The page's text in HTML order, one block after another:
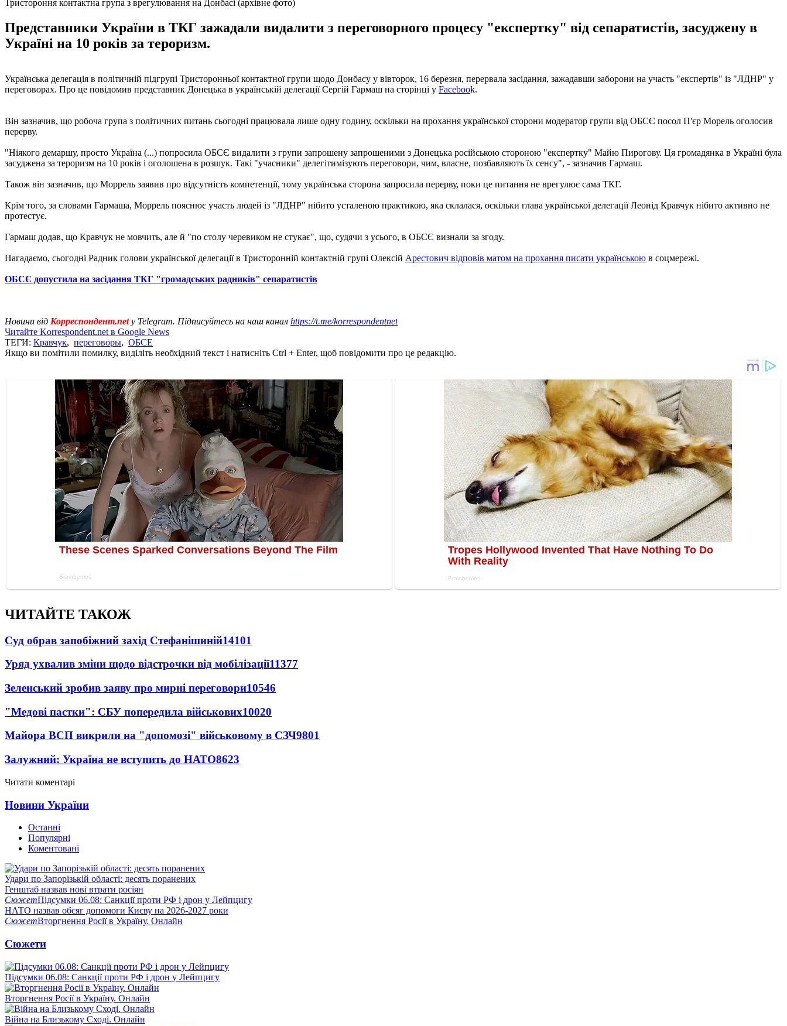
Тристороння контактна група з врегулювання на Донбасі (архівне фото)
Представники України в ТКГ зажадали видалити з переговорного процесу "експертку" від сепаратистів, засуджену в
Україні на 10 років за тероризм.
Українська делегація в політичній підгрупі Тристоронньої контактної групи щодо Донбасу у вівторок, 16 березня, перервала засідання, зажадавши заборони на участь "експертів" із "ЛДНР" у
переговорах. Про це повідомив представник Донецька в українській делегації Сергій Гармаш на сторінці у Facebook.
Він зазначив, що робоча група з політичних питань сьогодні працювала лише одну годину, оскільки на прохання української сторони модератор групи від ОБСЄ посол П'єр Морель оголосив
перерву.
"Ніякого демаршу, просто Україна (...) попросила ОБСЄ видалити з групи запрошену запрошеними з Донецька російською стороною "експертку" Майю Пирогову. Ця громадянка в Україні була
засуджена за тероризм на 10 років і оголошена в розшук. Такі "учасники" делегітимізують переговори, чим, власне, позбавляють їх сенсу", - зазначив Гармаш.
Також він зазначив, що Моррель заявив про відсутність компетенції, тому українська сторона запросила перерву, поки це питання не врегулює сама ТКГ.
Крім того, за словами Гармаша, Моррель пояснює участь людей із "ЛДНР" нібито усталеною практикою, яка склалася, оскільки глава української делегації Леонід Кравчук нібито активно не
протестує.
Гармаш додав, що Кравчук не мовчить, але й "по столу черевиком не стукає", що, судячи з усього, в ОБСЄ визнали за згоду.
Нагадаємо, сьогодні Радник голови української делегації в Тристоронній контактній групі Олексій Арестович відповів матом на прохання писати українською в соцмережі.
ОБСЄ допустила на засідання ТКГ "громадських радників" сепаратистів
Новини від Корреспондент.netу Telegram. Підписуйтесь на наш канал https://t.me/korrespondentnet
Читайте Korrespondent.net в Google News
ТЕГИ: Кравчук, переговоры, ОБСЕ
Якщо ви помітили помилку, виділіть необхідний текст і натисніть Ctrl + Enter, щоб повідомити про це редакцію.
ЧИТАЙТЕ ТАКОЖ
Суд обрав запобіжний захід Стефанішиній14101
Уряд ухвалив зміни щодо відстрочки від мобілізації11377
Зеленський зробив заяву про мирні переговори10546
"Медові пастки": СБУ попередила військових10020
Майора ВСП викрили на "допомозі" військовому в СЗЧ9801
Залужний: Україна не вступить до НАТО8623
Читати коментарі
Новини України
Останні
Популярні
Коментовані
Удари по Запорізькій області: десять поранених
Генштаб назвав нові втрати росіян
СюжетПідсумки 06.08: Санкції проти РФ і дрон у Лейпцигу
НАТО назвав обсяг допомоги Києву на 2026-2027 роки
СюжетВторгнення Росії в Україну. Онлайн
Сюжети
Підсумки 06.08: Санкції проти РФ і дрон у Лейпцигу
Вторгнення Росії в Україну. Онлайн
Війна на Близькому Сході. Онлайн